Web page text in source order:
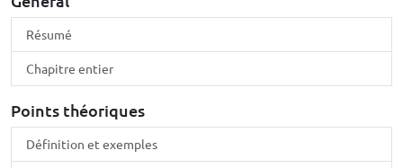
Résumé
Chapitre entier
Points théoriques
Définition et exemples